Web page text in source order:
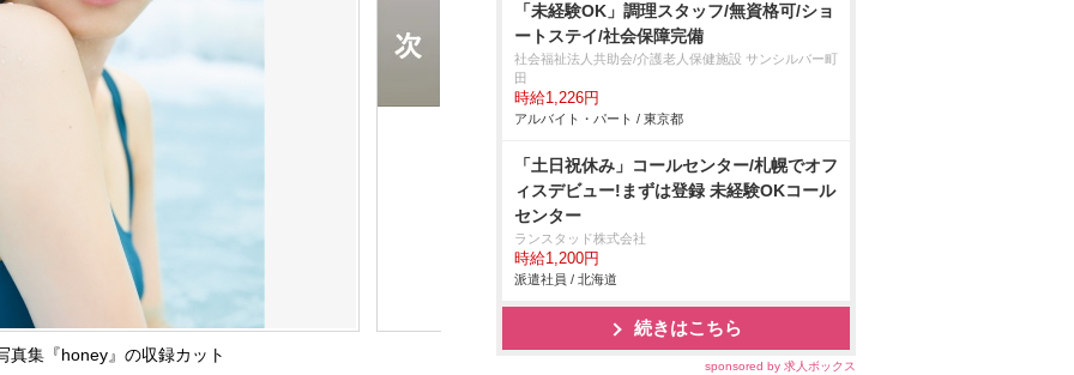
真集『honey』の収録カット
「未経験OK」調理スタッフ/無資格可/ショ
ートステイ/社会保障完備
社会福祉法人共助会/介護老人保健施設 サンシルバー町
田
時給1,226円
アルバイト・パート / 東京都
「土日祝休み」コールセンター/札幌でオフ
ィスデビュー!まずは登録 未経験OKコール
センター
ランスタッド株式会社
時給1,200円
派遣社員 / 北海道
続きはこちら
sponsored by 求人ボックス